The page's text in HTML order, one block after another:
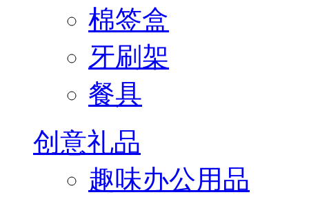
棉签盒
牙刷架
餐具
创意礼品
趣味办公用品